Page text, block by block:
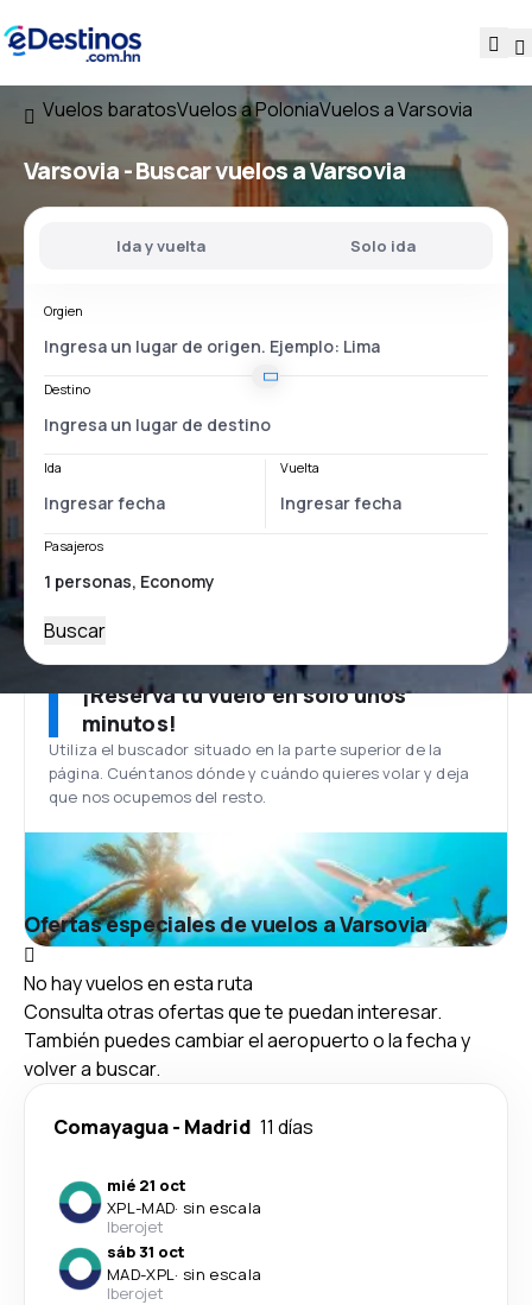
Vuelos baratosVuelos a PoloniaVuelos a Varsovia
Varsovia - Buscar vuelos a Varsovia
Ida y vuelta Solo ida
Orgien
Destino
Ida Vuelta
Pasajeros
Buscar
¡Reserva tu vuelo en solo unos
minutos!
Utiliza el buscador situado en la parte superior de la
página. Cuéntanos dónde y cuándo quieres volar y deja
que nos ocupemos del resto.
Ofertas especiales de vuelos a Varsovia
No hay vuelos en esta ruta
Consulta otras ofertas que te puedan interesar.
También puedes cambiar el aeropuerto o la fecha y
volver a buscar.
Comayagua- Madrid 11 días
mié 21 oct
XPL-MAD· sin escala
Iberojet
sáb 31 oct
MAD-XPL· sin escala
Iberojet